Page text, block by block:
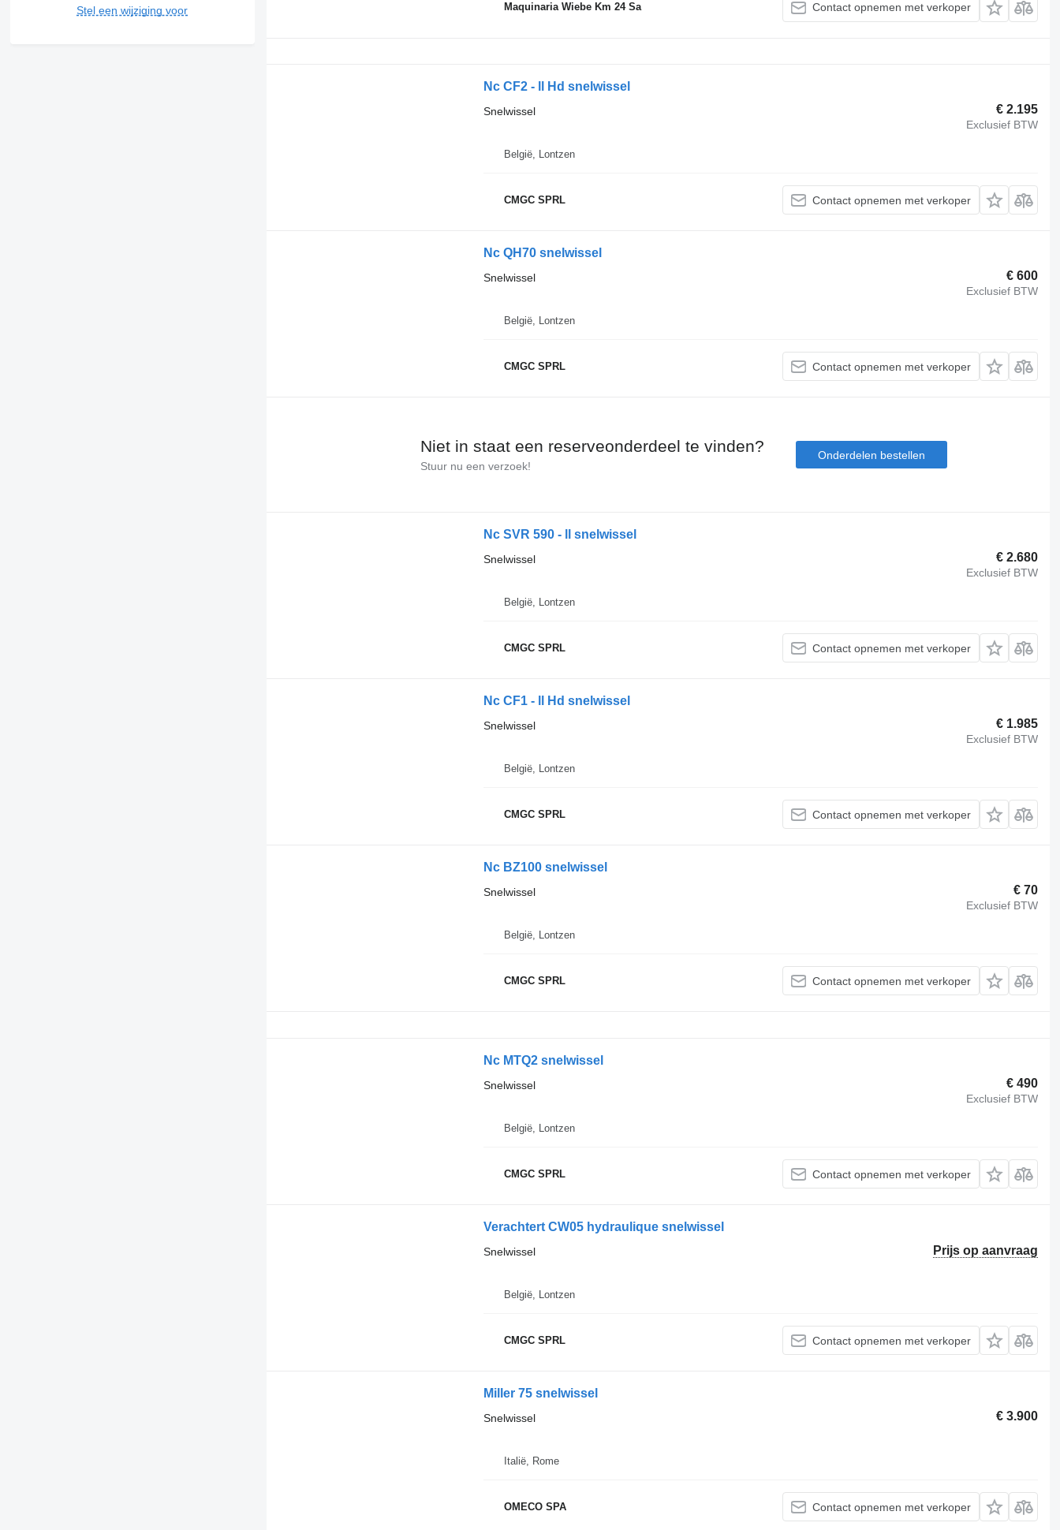
Stel een wijziging voor Maquinaria Wiebe Km 24 Sa Contact opnemen met verkoper
Nc CF2 - ll Hd snelwissel
€ 2.195
Exclusief BTW
Snelwissel
België, Lontzen
CMGC SPRL Contact opnemen met verkoper
Nc QH70 snelwissel
€ 600
Exclusief BTW
Snelwissel
België, Lontzen
CMGC SPRL Contact opnemen met verkoper
Niet in staat een reserveonderdeel te vinden?
Stuur nu een verzoek!
Onderdelen bestellen
Nc SVR 590 - ll snelwissel
€ 2.680
Exclusief BTW
Snelwissel
België, Lontzen
CMGC SPRL Contact opnemen met verkoper
Nc CF1 - ll Hd snelwissel
€ 1.985
Exclusief BTW
Snelwissel
België, Lontzen
CMGC SPRL Contact opnemen met verkoper
Nc BZ100 snelwissel
€ 70
Exclusief BTW
Snelwissel
België, Lontzen
CMGC SPRL Contact opnemen met verkoper
Nc MTQ2 snelwissel
€ 490
Exclusief BTW
Snelwissel
België, Lontzen
CMGC SPRL Contact opnemen met verkoper
Verachtert CW05 hydraulique snelwissel
Prijs op aanvraag
Snelwissel
België, Lontzen
CMGC SPRL Contact opnemen met verkoper
Miller 75 snelwissel
€ 3.900
Snelwissel
Italië, Rome
OMECO SPA Contact opnemen met verkoper